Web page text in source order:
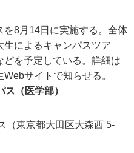
8月14日に実施する。全体
によるキャンパスツア
を予定している。詳細は
サイトで知らせる。
（医学部）
（東京都大田区大森西 5-